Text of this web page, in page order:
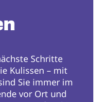
Schritte
Kulissen – mit
Sie immer im
vor Ort und